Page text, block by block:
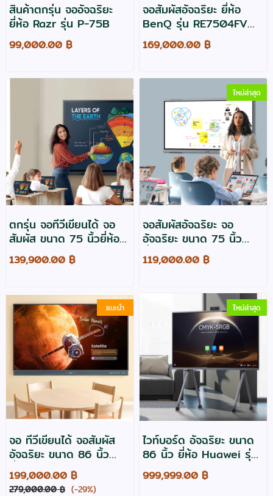
สินค้าตกรุ่น จออัจฉริยะ
ยี่ห้อ Razr รุ่น P-75B
99,000.00 ฿
จอสัมผัสอัจฉริยะ ยี่ห้อ
BenQ รุ่น RE7504FV
Interactive Flat Panel
169,000.00 ฿
ตกรุ่น จอทีวีเขียนได้ จอ
สัมผัส ขนาด 75 นิ้วยี่ห้อ
Samsung รุ่น WA75D
Digital Whiteboard
139,900.00 ฿
ใหม่ล่าสุด
จอสัมผัสอัจฉริยะ จอ
อัจฉริยะ ขนาด 75 นิ้ว
ยี่ห้อ Maxhub รุ่น
E7530
119,000.00 ฿
แนะนำ
จอ ทีวีเขียนได้ จอสัมผัส
อัจฉริยะ ขนาด 86 นิ้ว
ยี่ห้อ เบนคิว รุ่น RP8605
IFP
199,000.00 ฿
279,000.00 ฿ (-29%)
ใหม่ล่าสุด
ไวท์บอร์ด อัจฉริยะ ขนาด
86 นิ้ว ยี่ห้อ Huawei รุ่น
Ideahub ES2 Plus
999,999.00 ฿